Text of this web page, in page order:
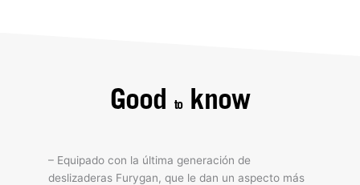
Good toknow
– Equipado con la última generación de
deslizaderas Furygan, que le dan un aspecto más